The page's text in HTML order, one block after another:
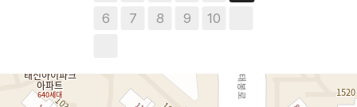
6 7 8 9 10